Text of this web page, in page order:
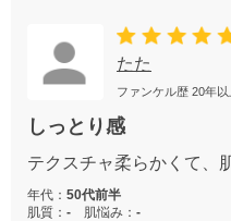
たた
ファンケル歴 20年以
しっとり感
テクスチャ柔らかくて、
年代： 50代前半
肌質： - 肌悩み： -